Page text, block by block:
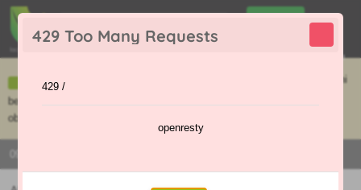
429 Too Many Requests
429 /
openresty
Ceny uvedené na e-shope sa môžu líšiť od cien v kamennej predajni
bez objednávky. Tovar skladom pripravíme do 30 min na základe
objednávky. Predajňa je v sobotu zatvorená.
Menu